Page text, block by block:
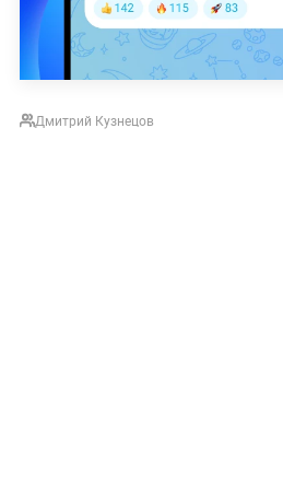
Дмитрий Кузнецов